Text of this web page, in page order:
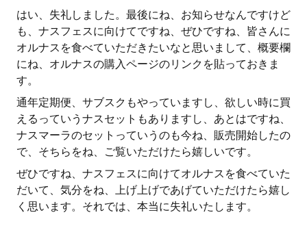
はい、失礼しました。最後にね、お知らせなんですけど
も、ナスフェスに向けてですね、ぜひですね、皆さんに
オルナスを食べていただきたいなと思いまして、概要欄
にね、オルナスの購入ページのリンクを貼っておきま
す。
通年定期便、サブスクもやっていますし、欲しい時に買
えるっていうナスセットもありますし、あとはですね、
ナスマーラのセットっていうのも今ね、販売開始したの
で、そちらをね、ご覧いただけたら嬉しいです。
ぜひですね、ナスフェスに向けてオルナスを食べていた
だいて、気分をね、上げ上げであげていただけたら嬉し
く思います。それでは、本当に失礼いたします。